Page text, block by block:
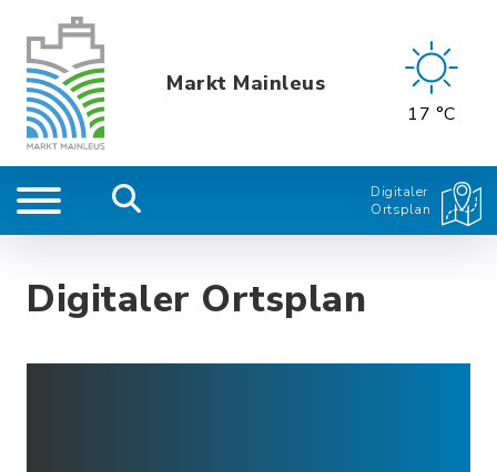
Markt Mainleus
17 °C
Digitaler
Ortsplan
Digitaler Ortsplan